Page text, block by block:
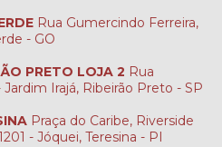
Rua Gumercindo Ferreira,
- GO
PRETO LOJA 2 Rua
Jardim Irajá, Ribeirão Preto - SP
Praça do Caribe, Riverside
- Jóquei, Teresina - PI